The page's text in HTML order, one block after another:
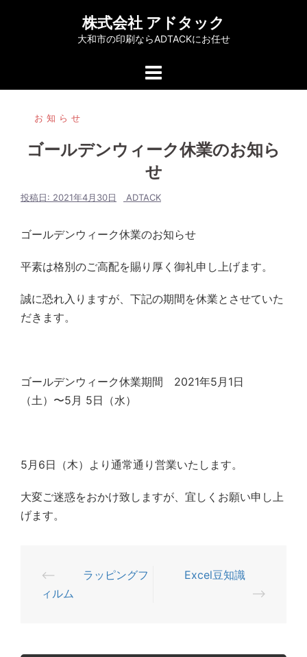
株式会社 アドタック
大和市の印刷ならADTACKにお任せ
お知らせ
ゴールデンウィーク休業のお知ら
せ
投稿日: 2021年4月30日 ADTACK
ゴールデンウィーク休業のお知らせ
平素は格別のご高配を賜り厚く御礼申し上げます。
誠に恐れ入りますが、下記の期間を休業とさせていた
だきます。
ゴールデンウィーク休業期間 2021年5月1日
（土）〜5月 5日（水）
5月6日（木）より通常通り営業いたします。
大変ご迷惑をおかけ致しますが、 宜しくお願い申し上
げます。
投
稿
⟵
ラッピングフ
ィルム
Excel豆知識
⟶